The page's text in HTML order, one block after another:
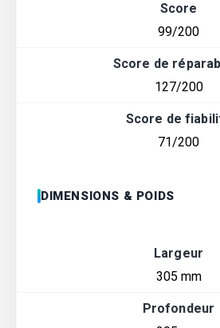
Score
99/200
Score de
127/200
Score de
71/200
DIMENSIONS & POIDS
Largeur
305 mm
Profondeur